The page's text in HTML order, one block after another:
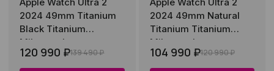
2024 49mm Titanium
Black Titanium
Milanese Loop
120 990 ₽139 490 ₽
2024 49mm Natural
Titanium Titanium
Milanese Loop
104 990 ₽120 990 ₽